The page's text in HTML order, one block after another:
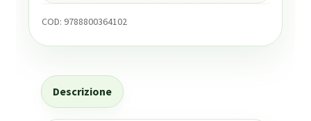
COD: 9788800364102
Descrizione